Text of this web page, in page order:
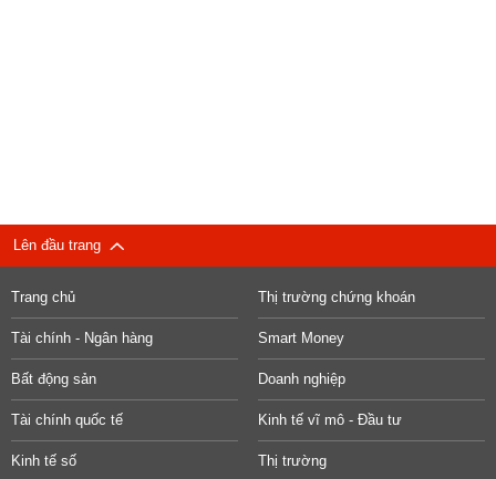
Lên đầu trang
Trang chủ Thị trường chứng khoán
Tài chính - Ngân hàng Smart Money
Bất động sản Doanh nghiệp
Tài chính quốc tế Kinh tế vĩ mô - Đầu tư
Kinh tế số Thị trường